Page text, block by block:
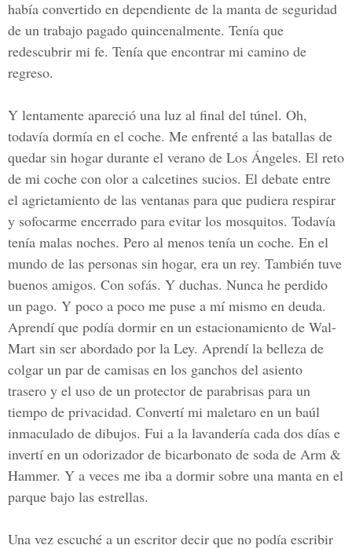
había convertido en dependiente de la manta de seguridad
de un trabajo pagado quincenalmente. Tenía que
redescubrir mi fe. Tenía que encontrar mi camino de
regreso.
Y lentamente apareció una luz al final del túnel. Oh,
todavía dormía en el coche. Me enfrenté a las batallas de
quedar sin hogar durante el verano de Los Ángeles. El reto
de mi coche con olor a calcetines sucios. El debate entre
el agrietamiento de las ventanas para que pudiera respirar
y sofocarme encerrado para evitar los mosquitos. Todavía
tenía malas noches. Pero al menos tenía un coche. En el
mundo de las personas sin hogar, era un rey. También tuve
buenos amigos. Con sofás. Y duchas. Nunca he perdido
un pago. Y poco a poco me puse a mí mismo en deuda.
Aprendí que podía dormir en un estacionamiento de Wal-
Mart sin ser abordado por la Ley. Aprendí la belleza de
colgar un par de camisas en los ganchos del asiento
trasero y el uso de un protector de parabrisas para un
tiempo de privacidad. Convertí mi maletaro en un baúl
inmaculado de dibujos. Fui a la lavandería cada dos días e
invertí en un odorizador de bicarbonato de soda de Arm &
Hammer. Y a veces me iba a dormir sobre una manta en el
parque bajo las estrellas.
Una vez escuché a un escritor decir que no podía escribir